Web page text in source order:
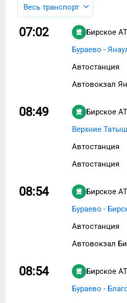
Весь транспорт
07:02
Бирское
Бураево -
Автостанция
Автовокзал
08:49
Бирское
Верхние
Автостанция
Автостанция
08:54
Бирское
Бураево -
Автостанция
Автовокзал
08:54
Бирское
Бураево -